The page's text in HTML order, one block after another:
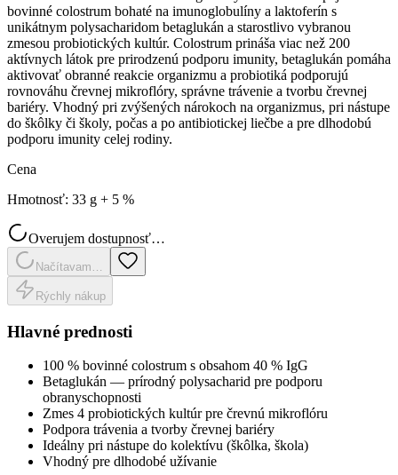
bovinné colostrum bohaté na imunoglobulíny a laktoferín s
unikátnym polysacharidom betaglukán a starostlivo vybranou
zmesou probiotických kultúr. Colostrum prináša viac než 200
aktívnych látok pre prirodzenú podporu imunity, betaglukán pomáha
aktivovať obranné reakcie organizmu a probiotiká podporujú
rovnováhu črevnej mikroflóry, správne trávenie a tvorbu črevnej
bariéry. Vhodný pri zvýšených nárokoch na organizmus, pri nástupe
do škôlky či školy, počas a po antibiotickej liečbe a pre dlhodobú
podporu imunity celej rodiny.
Cena
Hmotnosť: 33 g + 5 %
Overujem dostupnosť…
Načítavam…
Rýchly nákup
Hlavné prednosti
100 % bovinné colostrum s obsahom 40 % IgG
Betaglukán — prírodný polysacharid pre podporu
obranyschopnosti
Zmes 4 probiotických kultúr pre črevnú mikroflóru
Podpora trávenia a tvorby črevnej bariéry
Ideálny pri nástupe do kolektívu (škôlka, škola)
Vhodný pre dlhodobé užívanie